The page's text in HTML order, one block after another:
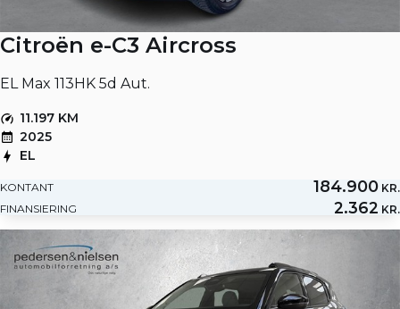
Citroën e-C3 Aircross
EL Max 113HK 5d Aut.
11.197 KM
2025
EL
KONTANT 184.900 KR.
FINANSIERING
2.362 KR.